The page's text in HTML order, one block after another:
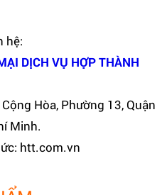
hệ:
DỊCH VỤ HỢP THÀNH
Hòa, Phường 13, Quận
Minh.
htt.com.vn